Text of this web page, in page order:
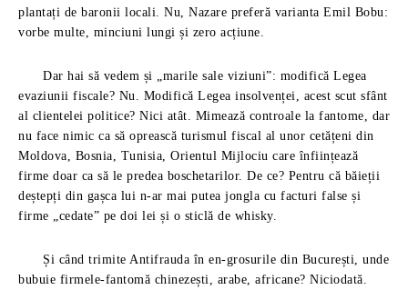
plantați de baronii locali. Nu, Nazare preferă varianta Emil Bobu:
vorbe multe, minciuni lungi și zero acțiune.
Dar hai să vedem și „marile sale viziuni”: modifică Legea
evaziunii fiscale? Nu. Modifică Legea insolvenței, acest scut sfânt
al clientelei politice? Nici atât. Mimează controale la fantome, dar
nu face nimic ca să oprească turismul fiscal al unor cetățeni din
Moldova, Bosnia, Tunisia, Orientul Mijlociu care înființează
firme doar ca să le predea boschetarilor. De ce? Pentru că băieții
deștepți din gașca lui n-ar mai putea jongla cu facturi false și
firme „cedate” pe doi lei și o sticlă de whisky.
Și când trimite Antifrauda în en-grosurile din București, unde
bubuie firmele-fantomă chinezești, arabe, africane? Niciodată.